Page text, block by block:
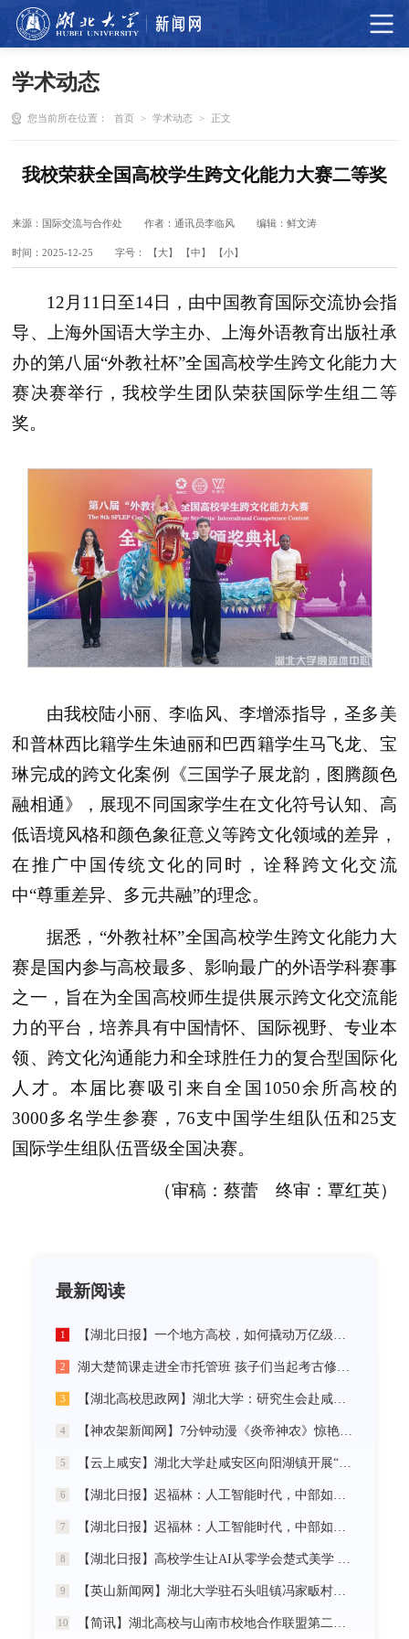
学术动态
您当前所在位置： 首页 > 学术动态 > 正文
我校荣获全国高校学生跨文化能力大赛二等奖
来源：国际交流与合作处 作者：通讯员李临风 编辑：鲜文涛
时间：2025-12-25 字号： 【大】 【中】 【小】
12月11日至14日，由中国教育国际交流协会指
导、上海外国语大学主办、上海外语教育出版社承
办的第八届“外教社杯”全国高校学生跨文化能力大
赛决赛举行，我校学生团队荣获国际学生组二等
奖。
由我校陆小丽、李临风、李增添指导，圣多美
和普林西比籍学生朱迪丽和巴西籍学生马飞龙、宝
琳完成的跨文化案例《三国学子展龙韵，图腾颜色
融相通》，展现不同国家学生在文化符号认知、高
低语境风格和颜色象征意义等跨文化领域的差异，
在推广中国传统文化的同时，诠释跨文化交流
中“尊重差异、多元共融”的理念。
据悉，“外教社杯”全国高校学生跨文化能力大
赛是国内参与高校最多、影响最广的外语学科赛事
之一，旨在为全国高校师生提供展示跨文化交流能
力的平台，培养具有中国情怀、国际视野、专业本
领、跨文化沟通能力和全球胜任力的复合型国际化
人才。本届比赛吸引来自全国1050余所高校的
3000多名学生参赛，76支中国学生组队伍和25支
国际学生组队伍晋级全国决赛。
（审稿：蔡蕾 终审：覃红英）
最新阅读
1
2
3
4
5
6
7
8
9
10